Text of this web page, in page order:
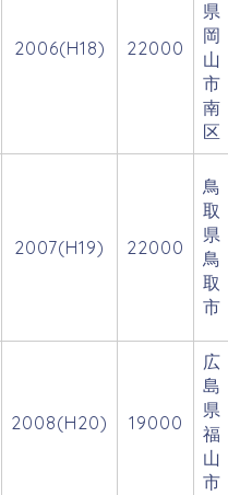
2006(H18) 22000
県
岡
山
市
南
区
2007(H19) 22000
鳥
取
県
鳥
取
市
2008(H20) 19000
広
島
県
福
山
市